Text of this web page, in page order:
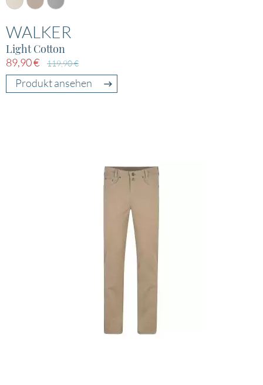
WALKER
Light Cotton
89,90 € 119,90 €
Produkt ansehen